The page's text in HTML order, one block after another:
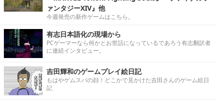
ァンタジーXIV』他
今週発売の新作ゲームはこちら。
有志日本語化の現場から
PCゲーマーなら何かとお世話になっているであろう有志翻訳者
に連続インタビュー。
吉田輝和のゲームプレイ絵日記
もはやゲムスパの顔！どこかで見かけた吉田さんのゲーム絵日
記